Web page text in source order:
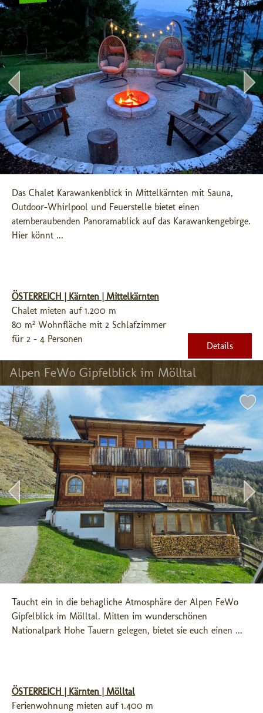
Das Chalet Karawankenblick in Mittelkärnten mit Sauna,
Outdoor-Whirlpool und Feuerstelle bietet einen
atemberaubenden Panoramablick auf das Karawankengebirge.
Hier könnt ...
ÖSTERREICH | Kärnten | Mittelkärnten
Chalet mieten auf 1.200 m
80 m² Wohnfläche mit 2 Schlafzimmer
für 2 - 4 Personen
Details
Alpen FeWo Gipfelblick im Mölltal
Taucht ein in die behagliche Atmosphäre der Alpen FeWo
Gipfelblick im Mölltal. Mitten im wunderschönen
Nationalpark Hohe Tauern gelegen, bietet sie euch einen ...
ÖSTERREICH | Kärnten | Mölltal
Ferienwohnung mieten auf 1.400 m